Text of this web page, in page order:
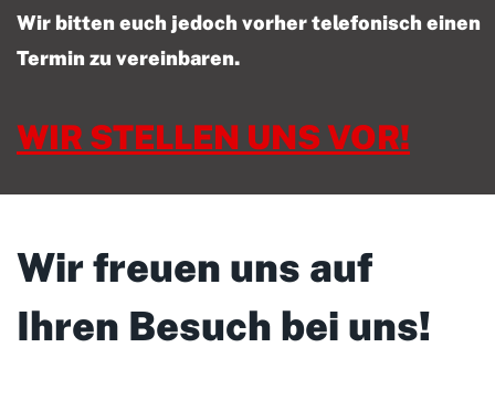
Wir bitten euch jedoch vorher telefonisch einen
Termin zu vereinbaren.
WIR STELLEN UNS VOR!
Wir freuen uns auf
Ihren Besuch bei uns!